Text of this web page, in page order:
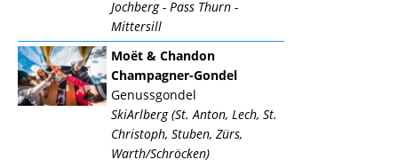
Jochberg - Pass Thurn -
Mittersill
Moët & Chandon
Champagner-Gondel
Genussgondel
SkiArlberg (St. Anton, Lech, St.
Christoph, Stuben, Zürs,
Warth/Schröcken)